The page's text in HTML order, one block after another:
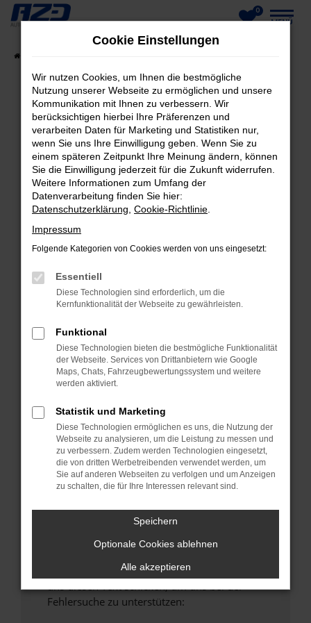
Zum
springen
0
MENÜ
FEHLER: NETWORK ERROR
Beim Laden ist ein Fehler aufgetreten.
Hier sind ein paar Tipps, die dir helfen können:
Überprüfe deine Firewall und deine
Internetverbindung.
Laden andere Webseiten, zum Beispiel deine
Suchmaschine?
Manche Erweiterungen, wie Werbeblocker,
können das Laden bestimmter Seiten
verhindern. Funktioniert die Seite in einem
anderen Browser oder in einem privaten
Fenster?
Starte dein Gerät neu.
Das kann manchmal helfen, vorübergehende
Stelle sicher, dass dein Browser und dein
Betriebssystem auf dem neuesten Stand
sind.
Veraltete Software birgt nicht nur ein
Sicherheitsrisiko, sondern kann auch dazu
führen, dass bestimmte Funktionen nicht mehr
Wende dich an den Webseitenbetreiber.
Wenn du alle oben genannten Schritte versucht
versuchen, das Problem zu beheben. Du kannst
uns diesen Text schicken, um uns bei der
Fehlersuche zu unterstützen:
Cookie Einstellungen
Wir nutzen Cookies, um Ihnen die bestmögliche
Nutzung unserer Webseite zu ermöglichen und unsere
Kommunikation mit Ihnen zu verbessern. Wir
berücksichtigen hierbei Ihre Präferenzen und
verarbeiten Daten für Marketing und Statistiken nur,
wenn Sie uns Ihre Einwilligung geben. Wenn Sie zu
einem späteren Zeitpunkt Ihre Meinung ändern, können
Sie die Einwilligung jederzeit für die Zukunft widerrufen.
Weitere Informationen zum Umfang der
Datenverarbeitung finden Sie hier:
Datenschutzerklärung Cookie-Richtlinie
Impressum
Folgende Kategorien von Cookies werden von uns eingesetzt:
Essentiell
Diese Technologien sind erforderlich, um die
Kernfunktionalität der Webseite zu gewährleisten.
Funktional
Diese Technologien bieten die bestmögliche Funktionalität
der Webseite. Services von Drittanbietern wie Google
Maps, Chats, Fahrzeugbewertungssystem und weitere
werden aktiviert.
Statistik und Marketing
Diese Technologien ermöglichen es uns, die Nutzung der
Webseite zu analysieren, um die Leistung zu messen und
zu verbessern. Zudem werden Technologien eingesetzt,
die von dritten Werbetreibenden verwendet werden, um
Sie auf anderen Webseiten zu verfolgen und um Anzeigen
zu schalten, die für Ihre Interessen relevant sind.
Speichern
Optionale Cookies ablehnen
Alle akzeptieren